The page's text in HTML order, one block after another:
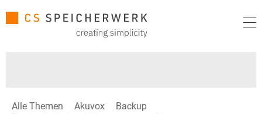
Alle Themen Akuvox
Backup